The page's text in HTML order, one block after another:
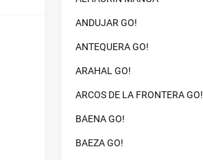
ANDUJAR GO!
ANTEQUERA GO!
ARAHAL GO!
ARCOS DE LA FRONTERA GO!
BAENA GO!
BAEZA GO!